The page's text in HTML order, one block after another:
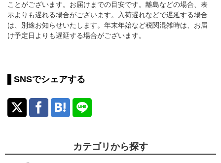
ことがございます。お届けまでの目安です。離島などの場合、表
示よりも遅れる場合がございます。入荷遅れなどで遅延する場合
は、別途お知らせいたします。年末年始など税関混雑時は、お届
け予定日よりも遅延する場合がございます。
SNSでシェアする
カテゴリから探す